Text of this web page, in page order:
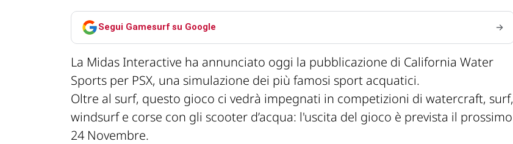
Segui Gamesurf su Google
La Midas Interactive ha annunciato oggi la pubblicazione di California Water
Sports per PSX, una simulazione dei più famosi sport acquatici.
Oltre al surf, questo gioco ci vedrà impegnati in competizioni di watercraft, surf,
windsurf e corse con gli scooter d’acqua: l'uscita del gioco è prevista il prossimo
24 Novembre.